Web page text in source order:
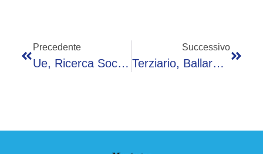
Precedente
Ue, Ricerca Socialcom: Fiducia In Istituzioni Europee Può Crescere Ma Norme E Burocrazia Restano Un Punto Debole
Successivo
Terziario, Ballarè (Manageritalia): “E’ Molto Importante Ma Si Continua A Sottovalutarlo”